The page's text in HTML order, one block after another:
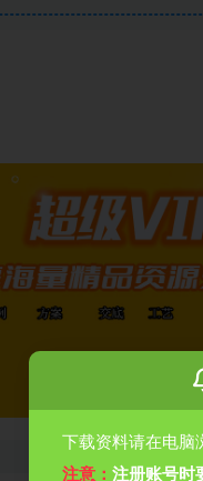
下载资料请在电脑
注意： 注册账号时